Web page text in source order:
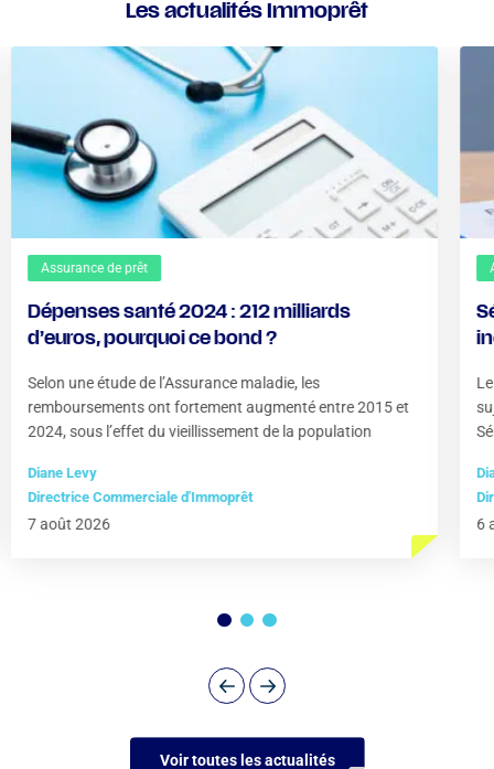
Les actualités Immoprêt
Assurance de prêt
Dépenses santé 2024 : 212 milliards
d’euros, pourquoi ce bond ?
Selon une étude de l’Assurance maladie, les
remboursements ont fortement augmenté entre 2015 et
2024, sous l’effet du vieillissement de la population
Diane Levy
Directrice Commerciale d'Immoprêt
7 août 2026 6
Voir toutes les actualités